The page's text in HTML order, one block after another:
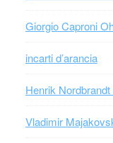
Giorgio Caproni
incarti d’arancia
Henrik Nordbrandt
Vladimir